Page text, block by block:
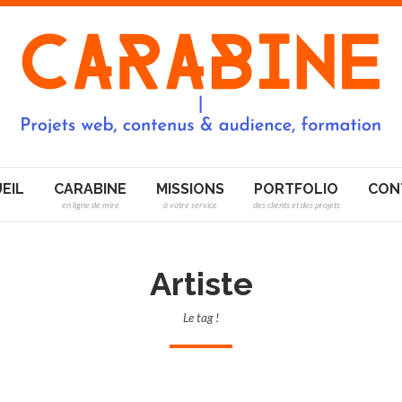
en ligne de mire
CARABINE
à votre service
MISSIONS
des clients et des projets
PORTFOLIO
Artiste
Le tag !